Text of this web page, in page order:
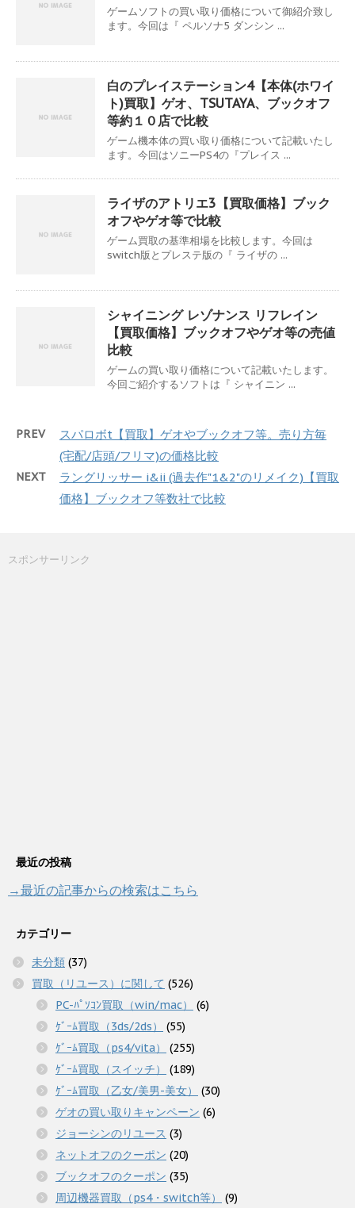
ゲームソフトの買い取り価格について御紹介致し
ます。今回は『 ペルソナ5 ダンシン ...
白のプレイステーション4【本体(ホワイ
ト)買取】ゲオ、TSUTAYA、ブックオフ
等約１０店で比較
ゲーム機本体の買い取り価格について記載いたし
ます。今回はソニーPS4の『プレイス ...
ライザのアトリエ3【買取価格】ブック
オフやゲオ等で比較
ゲーム買取の基準相場を比較します。今回は
switch版とプレステ版の『 ライザの ...
シャイニング レゾナンス リフレイン
【買取価格】ブックオフやゲオ等の売値
比較
ゲームの買い取り価格について記載いたします。
今回ご紹介するソフトは『 シャイニン ...
PREV
スパロボt【買取】ゲオやブックオフ等。売り方毎
(宅配/店頭/フリマ)の価格比較
NEXT
ラングリッサー i&ii (過去作"1&2"のリメイク)【買取
価格】ブックオフ等数社で比較
スポンサーリンク
最近の投稿
→最近の記事からの検索はこちら
カテゴリー
未分類 (37)
買取（リユース）に関して (526)
PC-ﾊﾟｿｺﾝ買取（win/mac）
(6)
ｹﾞｰﾑ買取（3ds/2ds）
(55)
ｹﾞｰﾑ買取（ps4/vita）
(255)
ｹﾞｰﾑ買取（スイッチ）
(189)
ｹﾞｰﾑ買取（乙女/美男-美女）
(30)
ゲオの買い取りキャンペーン (6)
ジョーシンのリユース (3)
ネットオフのクーポン (20)
ブックオフのクーポン (35)
周辺機器買取（ps4・switch等）
(9)